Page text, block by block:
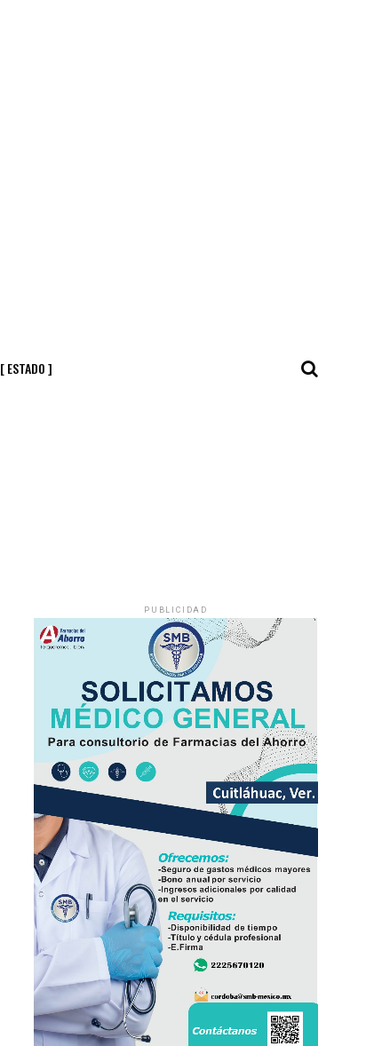
[ ESTADO ]
PUBLICIDAD